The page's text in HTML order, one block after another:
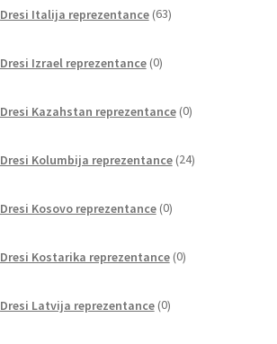
Dresi Italija reprezentance 63izdelkov
Dresi Izrael reprezentance 0izdelkov
Dresi Kazahstan reprezentance 0izdelkov
Dresi Kolumbija reprezentance 24izdelkov
Dresi Kosovo reprezentance 0izdelkov
Dresi Kostarika reprezentance 0izdelkov
Dresi Latvija reprezentance 0izdelkov